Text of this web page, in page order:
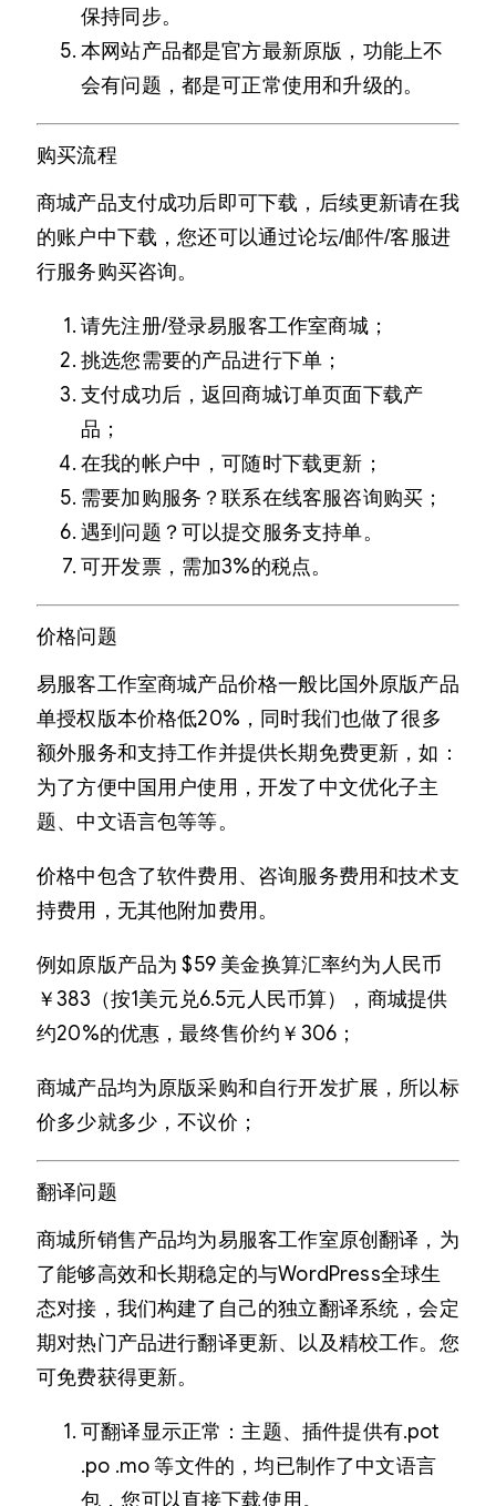
保持同步。
本网站产品都是官方最新原版，功能上不
会有问题，都是可正常使用和升级的。
购买流程
商城产品支付成功后即可下载，后续更新请在我
的账户中下载，您还可以通过论坛/邮件/客服进
行服务购买咨询。
请先注册/登录易服客工作室商城；
挑选您需要的产品进行下单；
支付成功后，返回商城订单页面下载产
品；
在我的帐户中，可随时下载更新；
需要加购服务？联系在线客服咨询购买；
遇到问题？可以提交服务支持单。
可开发票，需加3%的税点。
价格问题
易服客工作室商城产品价格一般比国外原版产品
单授权版本价格低20%，同时我们也做了很多
额外服务和支持工作并提供长期免费更新，如：
为了方便中国用户使用，开发了中文优化子主
题、中文语言包等等。
价格中包含了软件费用、咨询服务费用和技术支
持费用，无其他附加费用。
例如原版产品为 $59 美金换算汇率约为人民币
￥383（按1美元兑6.5元人民币算），商城提供
约20%的优惠，最终售价约￥306；
商城产品均为原版采购和自行开发扩展，所以标
价多少就多少，不议价；
翻译问题
商城所销售产品均为易服客工作室原创翻译，为
了能够高效和长期稳定的与WordPress全球生
态对接，我们构建了自己的独立翻译系统，会定
期对热门产品进行翻译更新、以及精校工作。您
可免费获得更新。
可翻译显示正常：主题、插件提供有.pot
.po .mo 等文件的，均已制作了中文语言
包，您可以直接下载使用。